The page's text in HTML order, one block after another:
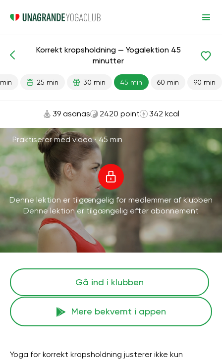
Færdiglavede lektioner Tilbage
Korrekt kropsholdning — Yogalektion 45
minutter
25 min 30 min 45 min 60 min 90 min
39 asanas 2420 point 342 kcal
Praktiserer med video ·45 min
Denne lektion er tilgængelig for medlemmer af klubben
Denne lektion er tilgængelig efter abonnement
Gå ind i klubben
Mere bekvemt i appen
Yoga for korrekt kropsholdning justerer ikke kun